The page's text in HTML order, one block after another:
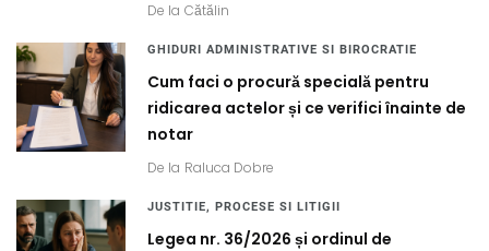
De la Cătălin
GHIDURI ADMINISTRATIVE SI BIROCRATIE
Cum faci o procură specială pentru
ridicarea actelor și ce verifici înainte de
notar
De la Raluca Dobre
JUSTITIE, PROCESE SI LITIGII
Legea nr. 36/2026 și ordinul de